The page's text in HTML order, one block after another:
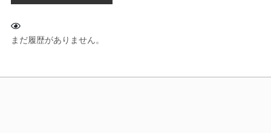
まだ履歴がありません。